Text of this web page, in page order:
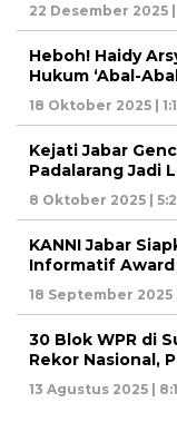
22 Desember 2025
Heboh! Haidy
Hukum ‘Abal-
18 Oktober 2025 |
Kejati Jabar
Padalarang Jadi
8 Oktober 2025 |
KANNI Jabar
Informatif Award
18 September 2025
30 Blok WPR di
Rekor Nasional,
13 Agustus 2025 |